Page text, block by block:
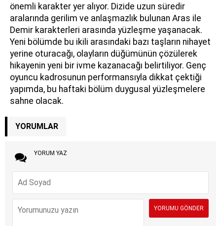
önemli karakter yer alıyor. Dizide uzun süredir
aralarında gerilim ve anlaşmazlık bulunan Aras ile
Demir karakterleri arasında yüzleşme yaşanacak.
Yeni bölümde bu ikili arasındaki bazı taşların nihayet
yerine oturacağı, olayların düğümünün çözülerek
hikayenin yeni bir ivme kazanacağı belirtiliyor. Genç
oyuncu kadrosunun performansıyla dikkat çektiği
yapımda, bu haftaki bölüm duygusal yüzleşmelere
sahne olacak.
YORUMLAR
YORUM YAZ